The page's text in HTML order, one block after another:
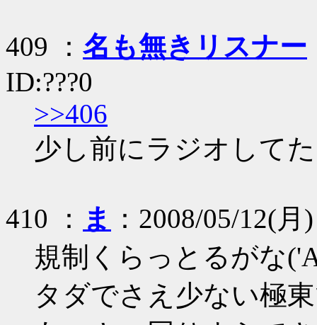
409 ： 名も無きリスナー
ID:???0
>>406
少し前にラジオして
410 ： ま ：2008/05/12(
規制くらっとるがな
タダでさえ少ない極